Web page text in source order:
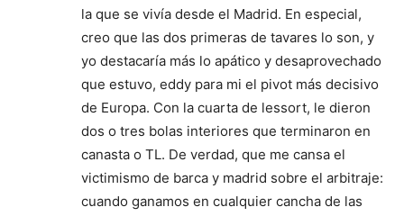
la que se vivía desde el Madrid. En especial,
creo que las dos primeras de tavares lo son, y
yo destacaría más lo apático y desaprovechado
que estuvo, eddy para mi el pivot más decisivo
de Europa. Con la cuarta de lessort, le dieron
dos o tres bolas interiores que terminaron en
canasta o TL. De verdad, que me cansa el
victimismo de barca y madrid sobre el arbitraje:
cuando ganamos en cualquier cancha de las